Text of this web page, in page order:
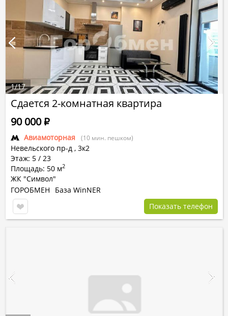
Сдается 2-комнатная квартира
Авиамоторная (10 мин. пешком)
Невельского пр-д , 3к2
Этаж: 5 / 23
Площадь: 50 м2
ЖК "Символ"
90 000Р
ГОРОБМЕН
База WinNER
Показать телефон
1/17